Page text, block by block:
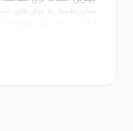
نمایی شبیه به فرش‌های